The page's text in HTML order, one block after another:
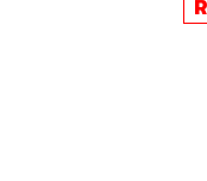
ไลฟ์สไตล์แบบเราน่าจ